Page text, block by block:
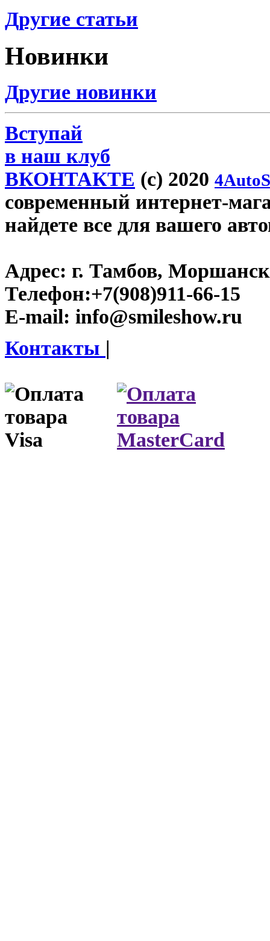
Другие статьи
Новинки
Другие новинки
Вступай
в наш клуб
ВКОНТАКТЕ (c) 2020
современный интернет-
найдете все для вашего
Адрес: г. Тамбов,
Телефон:+7(908)911-66-15
E-mail: info@smileshow.ru
Контакты |